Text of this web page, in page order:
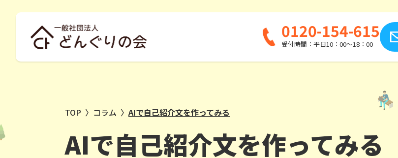
0120-154-615
受付時間：平日10：00～18：00
TOP 〉 コラム 〉AIで自己紹介文を作ってみる
AIで自己紹介文を作ってみる